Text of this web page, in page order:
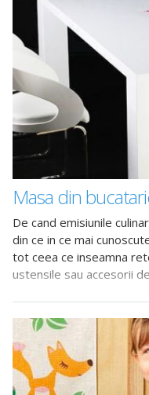
Masa din
De cand emisiunile
din ce in ce mai
tot ceea ce inseamna
ustensile sau accesorii